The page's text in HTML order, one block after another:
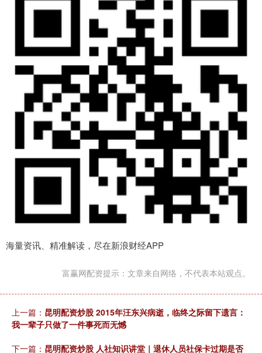
海量资讯、精准解读，尽在新浪财经APP
富赢网配资提示：文章来自网络，不代表本站观点。
上一篇： 昆明配资炒股 2015年汪东兴病逝，临终之际留下遗言：
我一辈子只做了一件事死而无憾
下一篇： 昆明配资炒股 人社知识讲堂｜退休人员社保卡过期是否